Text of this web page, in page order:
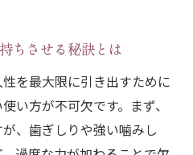
ちさせる秘訣とは
を最大限に引き出すために
い方が不可欠です。まず、
、歯ぎしりや強い噛みし